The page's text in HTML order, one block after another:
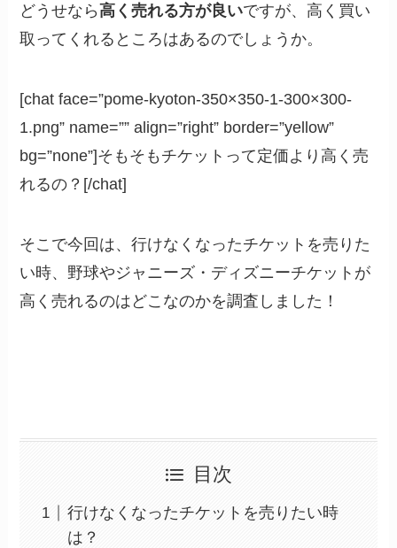
どうせなら高く売れる方が良いですが、高く買い
取ってくれるところはあるのでしょうか。
[chat face=”pome-kyoton-350×350-1-300×300-
1.png” name=”” align=”right” border=”yellow”
bg=”none”]そもそもチケットって定価より高く売
れるの？[/chat]
そこで今回は、行けなくなったチケットを売りた
い時、野球やジャニーズ・ディズニーチケットが
高く売れるのはどこなのかを調査しました！
目次
行けなくなったチケットを売りたい時
は？